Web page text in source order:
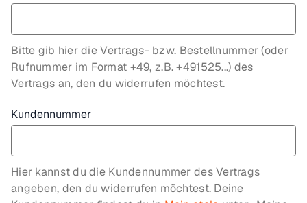
Bitte gib hier die Vertrags- bzw. Bestellnummer (oder
Rufnummer im Format +49, z.B. +491525...) des
Vertrags an, den du widerrufen möchtest.
Kundennummer
Hier kannst du die Kundennummer des Vertrags
angeben, den du widerrufen möchtest. Deine